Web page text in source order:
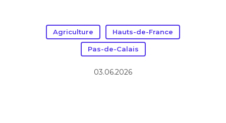
Agriculture Hauts-de-France
Pas-de-Calais
03.06.2026